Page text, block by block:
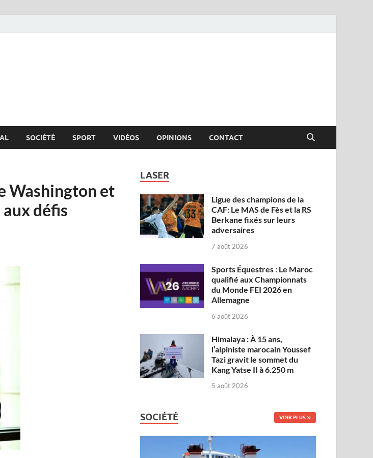
SOCIÉTÉ SPORT VIDÉOS OPINIONS CONTACT
Washington et
défis
LASER
Ligue des champions de la
CAF: Le MAS de Fès et la RS
Berkane fixés sur leurs
adversaires
7 août 2026
Sports Équestres : Le Maroc
qualifié aux Championnats
du Monde FEI 2026 en
Allemagne
6 août 2026
Himalaya : À 15 ans,
l’alpiniste marocain Youssef
Tazi gravit le sommet du
Kang Yatse II à 6.250 m
5 août 2026
SOCIÉTÉ VOIR PLUS